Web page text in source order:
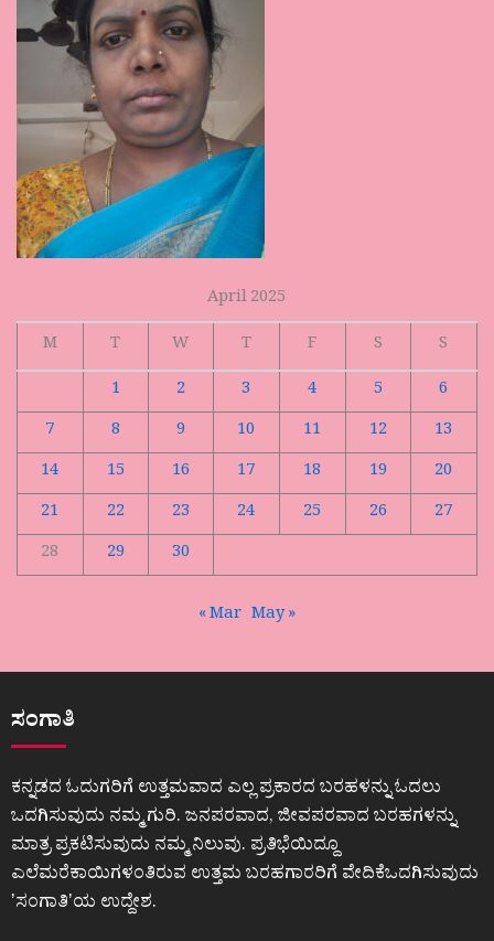
April 2025
M
T W T F S
S
1
2 3 4 5
6
7
8 9 10 11 12
13
14
15 16 17 18 19
20
21
22 23 24 25 26
27
28
29 30
« Mar May »
ಸಂಗಾತಿ
ಕನ್ನಡದ ಓದುಗರಿಗೆ ಉತ್ತಮವಾದ ಎಲ್ಲ ಪ್ರಕಾರದ ಬರಹಳನ್ನು ಓದಲು
ಒದಗಿಸುವುದು ನಮ್ಮ ಗುರಿ. ಜನಪರವಾದ, ಜೀವಪರವಾದ ಬರಹಗಳನ್ನು
ಮಾತ್ರ ಪ್ರಕಟಿಸುವುದು ನಮ್ಮ ನಿಲುವು. ಪ್ರತಿಭೆಯಿದ್ದೂ
ಎಲೆಮರೆಕಾಯಿಗಳಂತಿರುವ ಉತ್ತಮ ಬರಹಗಾರರಿಗೆ ವೇದಿಕೆಒದಗಿಸುವುದು
ʼಸಂಗಾತಿʼಯ ಉದ್ದೇಶ.